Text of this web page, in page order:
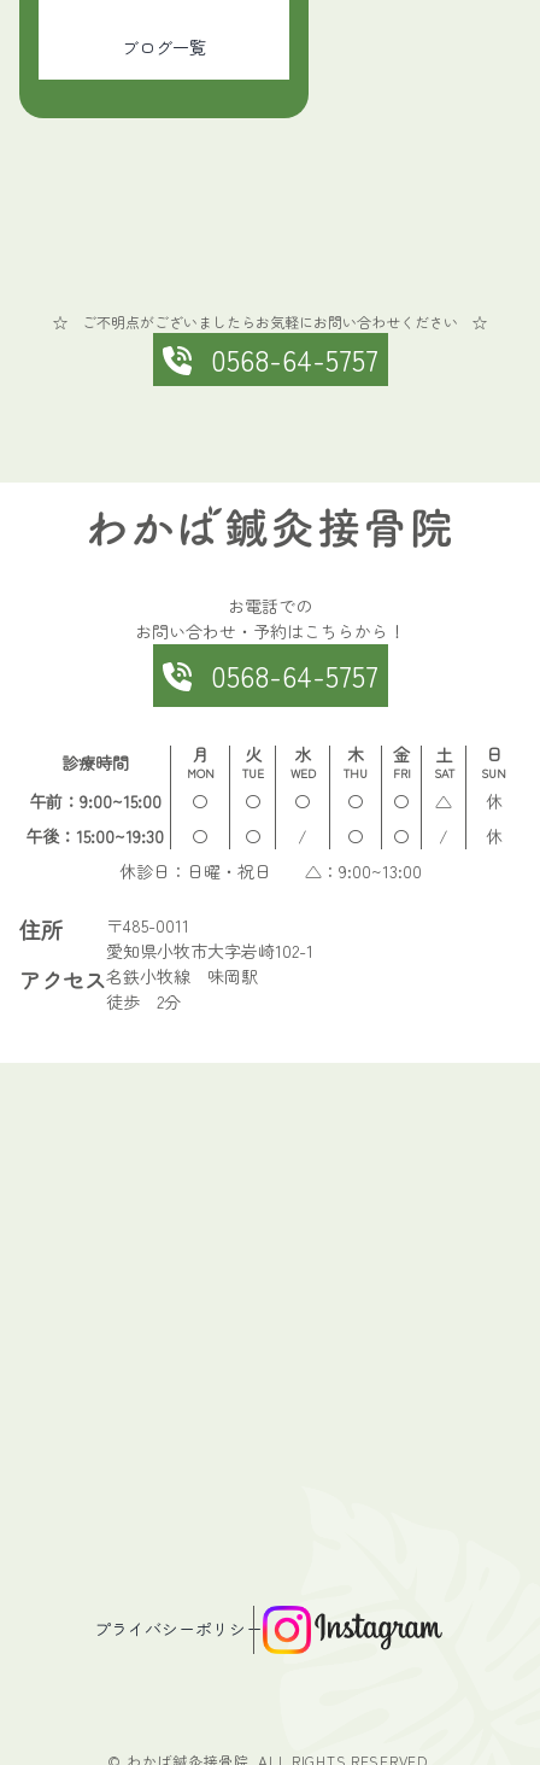
ブログ一覧
☆ ご不明点がございましたらお気軽にお問い合わせください ☆
0568-64-5757
お電話での
お問い合わせ・予約はこちらから！
0568-64-5757
診療時間 月
MON
火
TUE
水
WED
木
THU
金
FRI
土
SAT
日
SUN
午前：9:00~15:00 〇 〇 〇 〇 〇 △
休
午後：15:00~19:30
〇 〇 / 〇 〇 /
休
休診日：日曜・祝日 △：9:00~13:00
住所
〒485-0011
愛知県小牧市大字岩崎102-1
アクセス名鉄小牧線 味岡駅
徒歩 2分
プライバシーポリシー
© わかば鍼灸接骨院. ALL RIGHTS RESERVED.